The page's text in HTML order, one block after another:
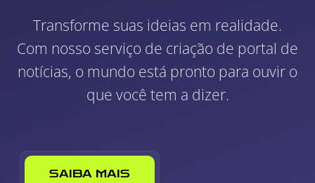
SAIBA MAIS
Transforme suas ideias em realidade.
Com nosso serviço de criação de portal de
notícias, o mundo está pronto para ouvir o
que você tem a dizer.